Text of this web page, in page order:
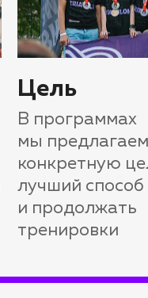
Цель
В программах
мы предлагаем
конкретную
лучший способ
и продолжать
тренировки